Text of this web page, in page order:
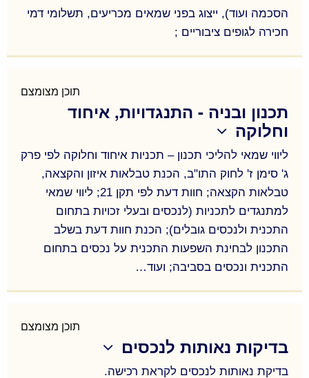
הסכמה ועוד), ייצוג בפני שמאים מכריעים, תשלומי דמי
חכירה לגופים ציבוריים ;
היתר- לפיצול, שינוי יעוד וניצול, תוספת בניה, דמי
הסכמה ועוד), ייצוג בפני שמאים מכריעים, תשלומי דמי
חכירה לגופים ציבוריים ;
תוכן מצומצם
תכנון ובניה - התנגדויות, איחוד
וחלוקה
ליווי שמאי להליכי תכנון – תכניות איחוד וחלוקה לפי פרק
ג' סימן ז' לחוק התו"ב, הכנת טבלאות איזון והקצאה,
טבלאות הקצאה; חוות דעת לפי תקן 21; ליווי שמאי
למתנגדים לתכניות (לנכסים ובעלי זכויות בתחום
התכנית ולנכסים גובלים); הכנת חוות דעת בשלב
התכנון לבחינת השפעות התכנית על נכסים בתחום
התכנית ונכסים בסביבה; ועוד…
טבלאות הקצאה; חוות דעת לפי תקן 21; ליווי שמאי
למתנגדים לתכניות (לנכסים ובעלי זכויות בתחום
התכנית ולנכסים גובלים); הכנת חוות דעת בשלב
תוכן מצומצם
בדיקות נאותות לנכסים
בדיקת נאותות לנכסים לקראת רכישה.